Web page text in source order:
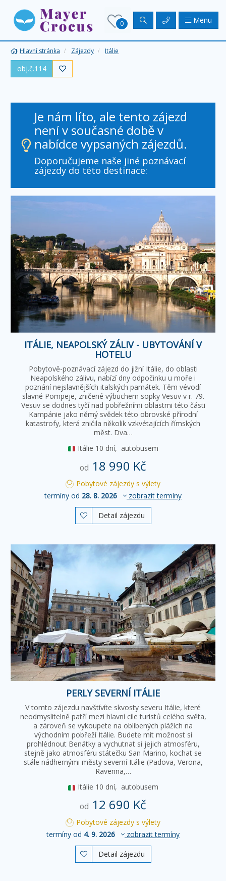
0 Menu
Hlavní stránka Zájezdy Itálie
obj.č.114 
Je nám líto, ale tento zájezd
není v současné době v
nabídce vypsaných zájezdů.
Doporučujeme naše jiné poznávací
zájezdy do této destinace:
ITÁLIE, NEAPOLSKÝ ZÁLIV - UBYTOVÁNÍ V
HOTELU
Pobytově-poznávací zájezd do jižní Itálie, do oblasti
Neapolského zálivu, nabízí dny odpočinku u moře i
poznání nejslavnějších italských památek. Těm vévodí
slavné Pompeje, zničené výbuchem sopky Vesuv v r. 79.
Vesuv se dodnes tyčí nad pobřežními oblastmi této části
Kampánie jako němý svědek této obrovské přírodní
katastrofy, která zničila několik vzkvétajících římských
měst. Dva…
Itálie 10 dní, autobusem
od 18 990 Kč
Pobytové zájezdy s výlety
termíny od 28. 8. 2026 zobrazit termíny
 Detail zájezdu
PERLY SEVERNÍ ITÁLIE
V tomto zájezdu navštívíte skvosty severu Itálie, které
neodmyslitelně patří mezi hlavní cíle turistů celého světa,
a zároveň se vykoupete na oblíbených plážích na
východním pobřeží Itálie. Budete mít možnost si
prohlédnout Benátky a vychutnat si jejich atmosféru,
stejně jako atmosféru státečku San Marino, kochat se
stále nádhernými městy severní Itálie (Padova, Verona,
Ravenna,…
Itálie 10 dní, autobusem
od 12 690 Kč
Pobytové zájezdy s výlety
termíny od 4. 9. 2026 zobrazit termíny
 Detail zájezdu